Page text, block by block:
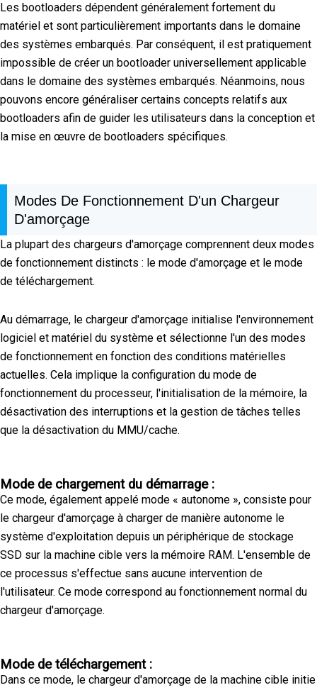
Les bootloaders dépendent généralement fortement du
matériel et sont particulièrement importants dans le domaine
des systèmes embarqués. Par conséquent, il est pratiquement
impossible de créer un bootloader universellement applicable
dans le domaine des systèmes embarqués. Néanmoins, nous
pouvons encore généraliser certains concepts relatifs aux
bootloaders afin de guider les utilisateurs dans la conception et
la mise en œuvre de bootloaders spécifiques.
Modes De Fonctionnement D'un Chargeur
D'amorçage
La plupart des chargeurs d'amorçage comprennent deux modes
de fonctionnement distincts : le mode d'amorçage et le mode
de téléchargement.
Au démarrage, le chargeur d'amorçage initialise l'environnement
logiciel et matériel du système et sélectionne l'un des modes
de fonctionnement en fonction des conditions matérielles
actuelles. Cela implique la configuration du mode de
fonctionnement du processeur, l'initialisation de la mémoire, la
désactivation des interruptions et la gestion de tâches telles
que la désactivation du MMU/cache.
Mode de chargement du démarrage :
Ce mode, également appelé mode « autonome », consiste pour
le chargeur d'amorçage à charger de manière autonome le
système d'exploitation depuis un périphérique de stockage
SSD sur la machine cible vers la mémoire RAM. L'ensemble de
ce processus s'effectue sans aucune intervention de
l'utilisateur. Ce mode correspond au fonctionnement normal du
chargeur d'amorçage.
Mode de téléchargement :
Dans ce mode, le chargeur d'amorçage de la machine cible initie